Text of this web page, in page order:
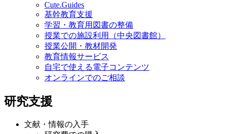
Cute.Guides
基幹教育支援
学習・教育用図書の整備
授業での施設利用（中央図書館）
授業公開・教材開発
教育情報サービス
自宅で使える電子コンテンツ
オンラインでのご相談
研究支援
文献・情報の入手